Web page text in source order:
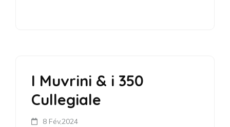
I Muvrini & i 350
Cullegiale
8 Fév,2024